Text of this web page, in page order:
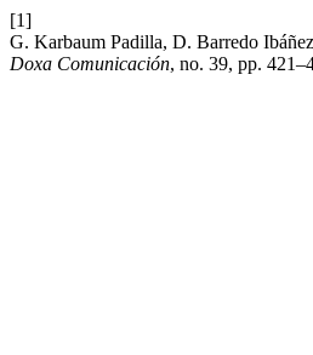
[1]
G. Karbaum Padilla, D. Barredo
Doxa Comunicación, no. 39, pp.